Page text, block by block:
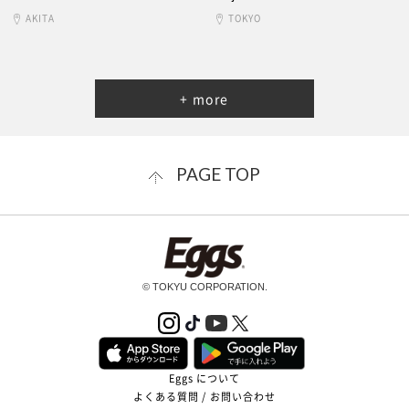
AKITA TOKYO
+ more
PAGE TOP
© TOKYU CORPORATION.
Eggs について
よくある質問 / お問い合わせ